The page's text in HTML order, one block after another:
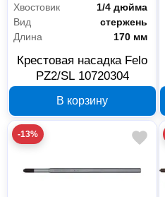
Хвостовик
1/4 дюйма
Вид
стержень
Длина
170 мм
Крестовая насадка Felo
PZ2/SL 10720304
В корзину
-13%